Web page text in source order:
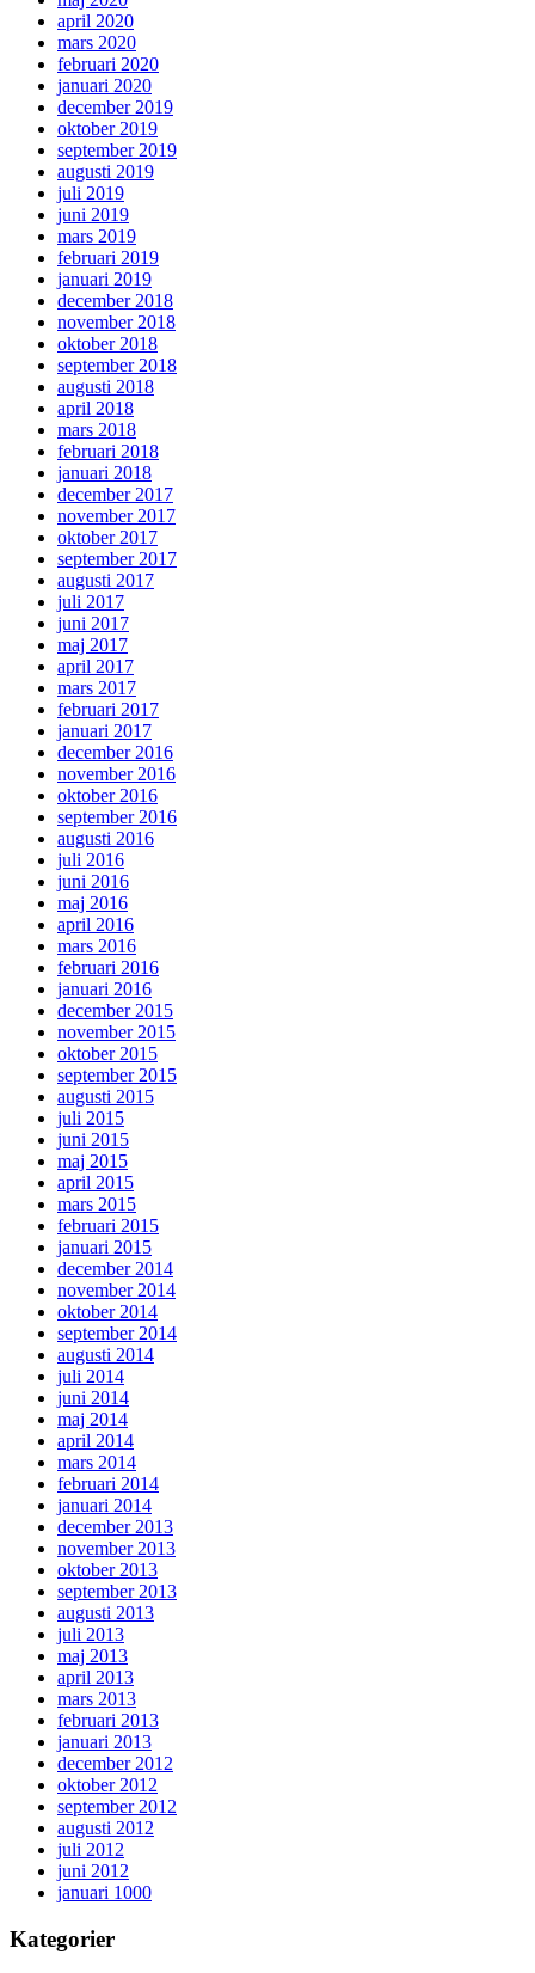
april 2020
mars 2020
februari 2020
januari 2020
december 2019
oktober 2019
september 2019
augusti 2019
juli 2019
juni 2019
mars 2019
februari 2019
januari 2019
december 2018
november 2018
oktober 2018
september 2018
augusti 2018
april 2018
mars 2018
februari 2018
januari 2018
december 2017
november 2017
oktober 2017
september 2017
augusti 2017
juli 2017
juni 2017
maj 2017
april 2017
mars 2017
februari 2017
januari 2017
december 2016
november 2016
oktober 2016
september 2016
augusti 2016
juli 2016
juni 2016
maj 2016
april 2016
mars 2016
februari 2016
januari 2016
december 2015
november 2015
oktober 2015
september 2015
augusti 2015
juli 2015
juni 2015
maj 2015
april 2015
mars 2015
februari 2015
januari 2015
december 2014
november 2014
oktober 2014
september 2014
augusti 2014
juli 2014
juni 2014
maj 2014
april 2014
mars 2014
februari 2014
januari 2014
december 2013
november 2013
oktober 2013
september 2013
augusti 2013
juli 2013
maj 2013
april 2013
mars 2013
februari 2013
januari 2013
december 2012
oktober 2012
september 2012
augusti 2012
juli 2012
juni 2012
januari 1000
Kategorier